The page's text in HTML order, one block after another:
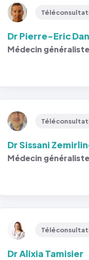
Dr Pierre-Eric
Médecin généraliste
Dr Sissani
Médecin généraliste
Dr Alixia Tamisier